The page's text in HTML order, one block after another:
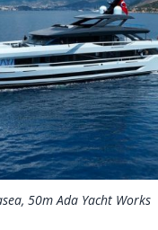
50m Ada Yacht Works